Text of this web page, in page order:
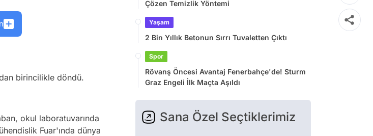
birincilikle döndü.
okul laboratuvarında
Fuar'ında dünya
Çözen Temizlik Yöntemi
Yaşam
2 Bin Yıllık Betonun Sırrı Tuvaletten Çıktı
Spor
Rövanş Öncesi Avantaj Fenerbahçe'de! Sturm
Graz Engeli İlk Maçta Aşıldı
Sana Özel Seçtiklerimiz